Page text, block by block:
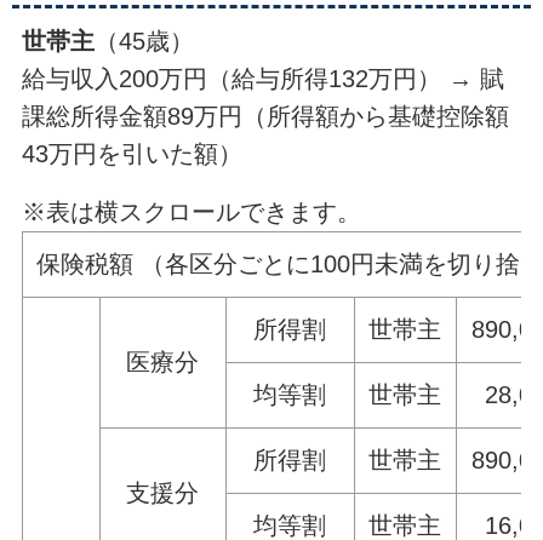
世帯主 （45歳）
給与収入200万円（給与所得132万円） → 賦
課総所得金額89万円（所得額から基礎控除額
43万円を引いた額）
※表は横スクロールできます。
保険税額 （各区分ごとに100円未満を切り捨
医療分
所得割 世帯主
均等割 世帯主
支援分
所得割 世帯主
均等割 世帯主